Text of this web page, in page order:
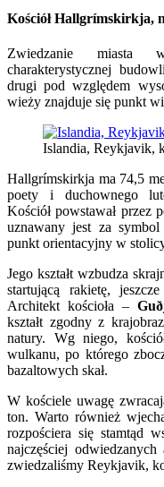
Kościół Hallgrímskirkja,
Zwiedzanie miasta
charakterystycznej
drugi pod względem
wieży znajduje się punkt
Islandia, Reykjavik,
Hallgrímskirkja ma 74,5
poety i duchownego
Kościół powstawał przez
uznawany jest za
punkt orientacyjny w
Jego kształt wzbudza
startującą rakietę,
Architekt kościoła –
kształt zgodny z
natury. Wg niego,
wulkanu, po którego
bazaltowych skał.
W kościele uwagę
ton. Warto również
rozpościera się stamtąd
najczęściej
zwiedzaliśmy Reykjavik,